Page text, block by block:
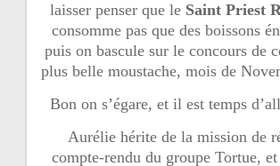
laisser penser que le Saint Priest
consomme pas que des boissons
puis on bascule sur le concours de
plus belle moustache, mois de
Bon on s’égare, et il est temps
Aurélie hérite de la mission de
compte-rendu du groupe Tortue,